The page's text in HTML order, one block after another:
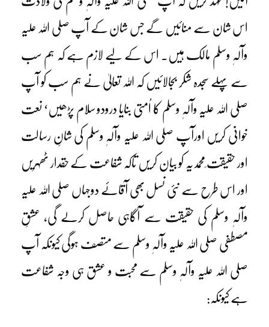
اس شان سے منائیں گے جس شان کے آپ صلی اللہ علیہ
وآلہٖ وسلم مالک ہیں۔ اس کے لیے لازم ہے کہ ہم سب
سے پہلے سجدہ شکر بجالائیں کہ اللہ تعالیٰ نے ہم سب کو آپ
صلی اللہ علیہ وآلہٖ وسلم کا اُمتی بنایا درودو سلام پڑھیں‘ نعت
خوانی کریں اورآپ صلی اللہ علیہ وآلہٖ وسلم کی شانِ رسالت
اور حقیقت ِمحمدیہ کو بیان کریں تاکہ شفاعت کے حقدار ٹھہریں
اور اس طرح سے نئی نسل بھی آقائے دوجہاں صلی اللہ علیہ
وآلہٖ وسلم کی حقیقت سے آگاہی حاصل کرلے گی، عشقِ
مصطفی صلی اللہ علیہ وآلہٖ وسلم سے متصف ہوگی کیونکہ آپ
صلی اللہ علیہ وآلہٖ وسلم سے محبت و عشق ہی وجہ شفاعت
ہے کیونکہ: